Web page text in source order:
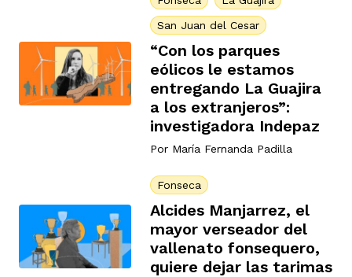
San Juan del Cesar
“Con los parques
eólicos le estamos
entregando La Guajira
a los extranjeros”:
investigadora Indepaz
Por María Fernanda Padilla
Fonseca
Alcides Manjarrez, el
mayor verseador del
vallenato fonsequero,
quiere dejar las tarimas
del Cesar